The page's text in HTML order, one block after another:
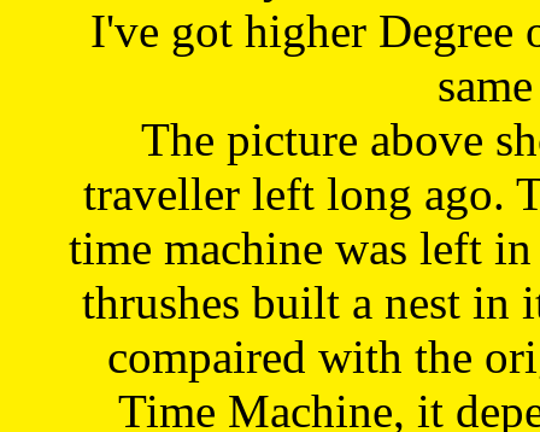
I've got higher Degree
The picture above
traveller left long ago.
time machine was left
thrushes built a nest in
compaired with the
Time Machine, it